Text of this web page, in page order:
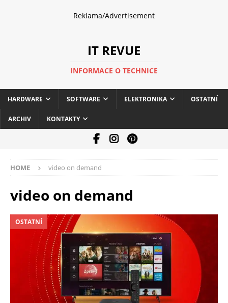
Reklama/Advertisement
IT REVUE
INFORMACE O TECHNICE
HARDWARE SOFTWARE ELEKTRONIKA OSTATNÍ
ARCHIV KONTAKTY
HOME video on demand
video on demand
OSTATNÍ